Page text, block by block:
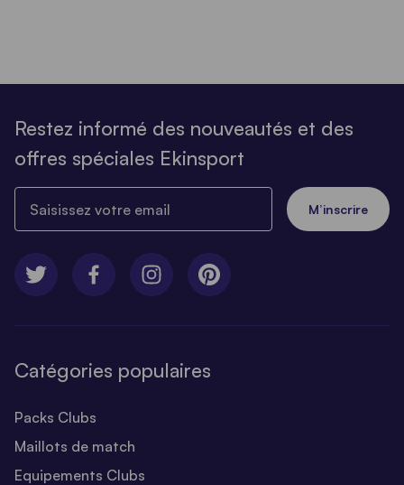
Restez informé des nouveautés et des
offres spéciales Ekinsport
M’inscrire
Catégories populaires
Packs Clubs
Maillots de match
Equipements Clubs